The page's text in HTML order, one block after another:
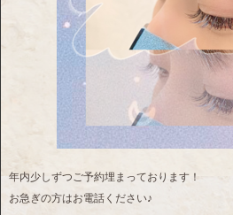
年内少しずつご予約埋まっております！
お急ぎの方はお電話ください♪